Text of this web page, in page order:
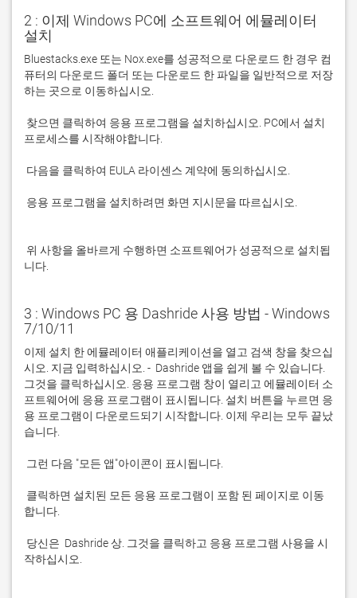
2 : 이제 Windows PC에 소프트웨어 에뮬레이터
설치
Bluestacks.exe 또는 Nox.exe를 성공적으로 다운로드 한 경우 컴
퓨터의 다운로드 폴더 또는 다운로드 한 파일을 일반적으로 저장
니다.
3 : Windows PC 용 Dashride 사용 방법 - Windows
7/10/11
이제 설치 한 에뮬레이터 애플리케이션을 열고 검색 창을 찾으십
시오. 지금 입력하십시오. -  Dashride 앱을 쉽게 볼 수 있습니다.
그것을 클릭하십시오. 응용 프로그램 창이 열리고 에뮬레이터 소
프트웨어에 응용 프로그램이 표시됩니다. 설치 버튼을 누르면 응
용 프로그램이 다운로드되기 시작합니다. 이제 우리는 모두 끝났
작하십시오.